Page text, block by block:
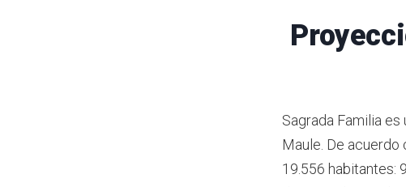
Sagrada Familia
Maule. De acuerdo
19.556 habitantes: